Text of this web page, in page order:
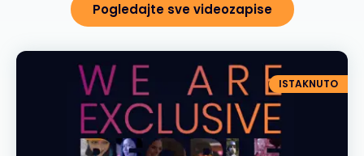
Pogledajte sve videozapise
ISTAKNUTO